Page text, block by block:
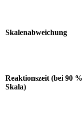
Skalenabweichung
Reaktionszeit (bei 90
Skala)